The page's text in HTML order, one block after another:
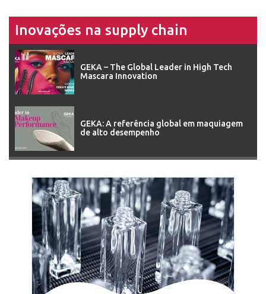
Inovações na supply chain
GEKA – The Global Leader in High Tech
Mascara Innovation
GEKA: A referência global em maquiagem
de alto desempenho